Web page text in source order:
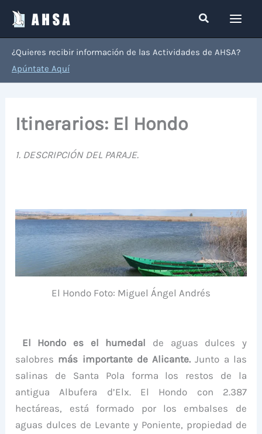
contenido
Buscar
¿Quieres recibir información de las Actividades de AHSA?
Apúntate Aquí
Itinerarios: El Hondo
1. DESCRIPCIÓN DEL PARAJE.
El Hondo Foto: Miguel Ángel Andrés
El Hondo es el humedal de aguas dulces y
salobres más importante de Alicante. Junto a las
salinas de Santa Pola forma los restos de la
antigua Albufera d’Elx. El Hondo con 2.387
hectáreas, está formado por los embalses de
aguas dulces de Levante y Poniente, propiedad de